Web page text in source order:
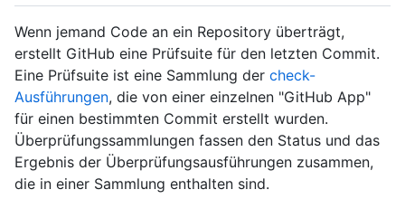
Wenn jemand Code an ein Repository überträgt,
erstellt GitHub eine Prüfsuite für den letzten Commit.
Eine Prüfsuite ist eine Sammlung der check-
Ausführungen, die von einer einzelnen "GitHub App"
für einen bestimmten Commit erstellt wurden.
Überprüfungssammlungen fassen den Status und das
Ergebnis der Überprüfungsausführungen zusammen,
die in einer Sammlung enthalten sind.